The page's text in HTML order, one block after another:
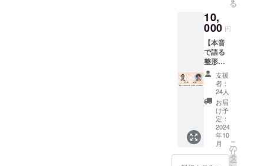
間） ・
メール
相談
― ひ
な形が
用意さ
れてお
り、回
数無制
限 ・日
刊ビデ
オレ
ター
― 坂
戸先
生・認
配信
― 2～
3ヶ月に
1回開催
・イン
ター
ネット
通話サ
ポー
ト
―
ZOOM
を利用
し、認
定講師
より指
導（毎
なっ
た。
2011年
7月、あ
る手技
療法の
セミ
ナーで
坂戸先
生が登
壇し、
「慢性
腰痛は
治りま
す」と
術の技
術向上
や会場
での講
演、指
導にも
積極的
に取り
組み、
坂戸先
生の教
えを吸
収し続
けてき
た。 現
行って
きた。
慢性痛
が改善
しない
ことが
増え、
さまざ
まな施
術法を
学んだ
中で緩
消法に
出会
う。 緩
に。 そ
の後、
ヨガイ
ンスト
ラク
ターと
して活
動し始
めたと
ころ、
重度の
腰痛を
発症
し、歩
行困
難、3ヶ
断さ
れ、
「一生
治らな
い」と
宣告さ
れた。
気絶す
るほど
の痛み
といつ
痛みに
襲われ
るかわ
からな
い不安
る
10,
000 円
【本音
で語る
整形外
科医
（専門
医）と
の対談
動画】
緩消法
認定技
術者で
もある
秦祥彦
支援
者：
24人
お届
け予
定：
2024
年10
月
こ
の
リ
タ
ー